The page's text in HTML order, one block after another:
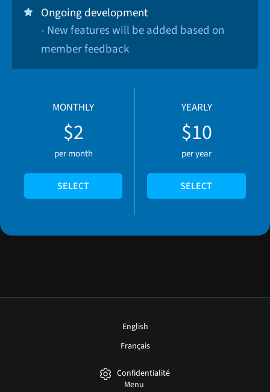
Ongoing development
- New features will be added based on
member feedback
MONTHLY
$2
per month
SELECT
YEARLY
$10
per year
SELECT
English
Français
Confidentialité
Menu